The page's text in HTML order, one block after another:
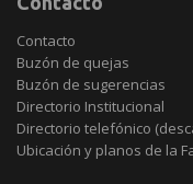
Contacto
Buzón de quejas
Buzón de sugerencias
Directorio Institucional
Directorio telefónico
Ubicación y planos de la